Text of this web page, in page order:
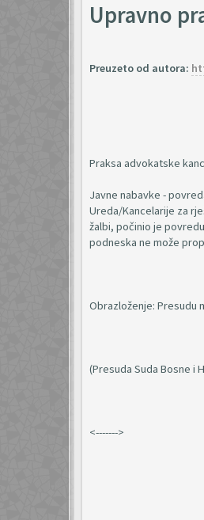
Upravno
Preuzeto od autora:
Praksa advokatske
Javne nabavke -
Ureda/Kancelarije za
žalbi, počinio je
podneska ne može
Obrazloženje: Presudu
(Presuda Suda Bosne i
<------->